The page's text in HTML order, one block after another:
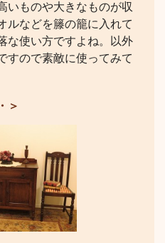
いものや大きなものが収
ルなどを籐の籠に入れて
な使い方ですよね。以外
すので素敵に使ってみて
＞